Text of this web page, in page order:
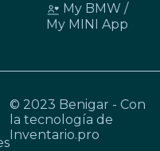
My BMW /
My MINI App
© 2023 Benigar - Con
la tecnología de
Inventario.pro